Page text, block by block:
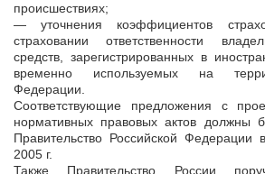
происшествиях;
— уточнения коэффициентов
страховании ответственности
средств, зарегистрированных в
временно используемых на
Федерации.
Соответствующие предложения с
нормативных правовых актов должны
Правительство Российской
2005 г.
Также Правительство России